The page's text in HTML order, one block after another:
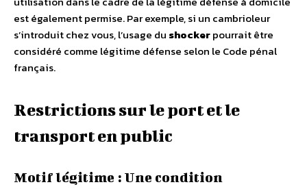
est également permise. Par exemple, si un cambrioleur
s’introduit chez vous, l’usage du shockerpourrait être
considéré comme légitime défense selon le Code pénal
français.
Restrictions sur le port et le
transport en public
Motif légitime : Une condition